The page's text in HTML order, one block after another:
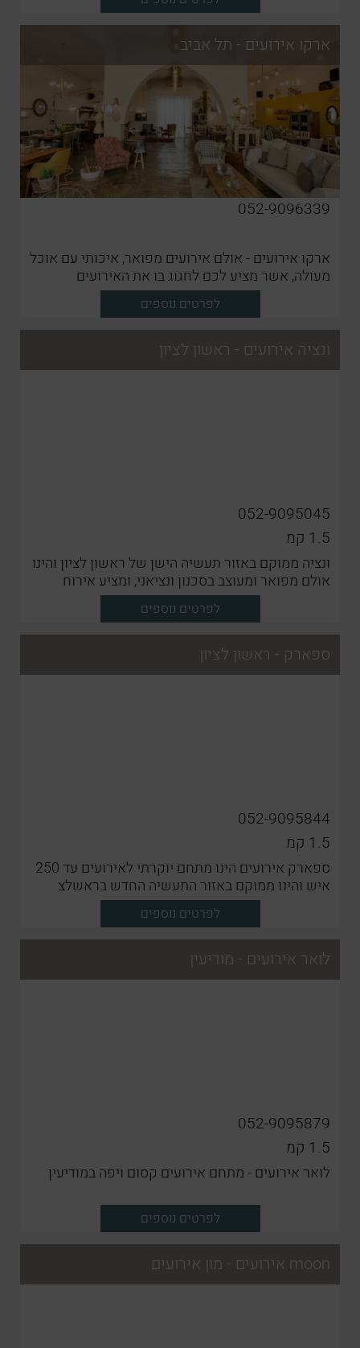
ארקו אירועים - תל אביב
052-9096339
ארקו אירועים - אולם אירועים מפואר, איכותי עם אוכל
מעולה, אשר מציע לכם לחגוג בו את האירועים
החשובים ביותר
לפרטים נוספים
ונציה אירועים - ראשון לציון
052-9095045
1.5 קמ
ונציה ממוקם באזור תעשיה הישן של ראשון לציון והינו
אולם מפואר ומעוצב בסכנון ונציאני, ומציע אירוח
מושלם לאירועים פרטיים קטנים
לפרטים נוספים
ספארק - ראשון לציון
052-9095844
1.5 קמ
ספארק אירועים הינו מתחם יוקרתי לאירועים עד 250
איש והינו ממוקם באזור התעשיה החדש בראשלצ
לפרטים נוספים
לואר אירועים - מודיעין
052-9095879
1.5 קמ
לואר אירועים - מתחם אירועים קסום ויפה במודיעין
לפרטים נוספים
moon אירועים - מון אירועים